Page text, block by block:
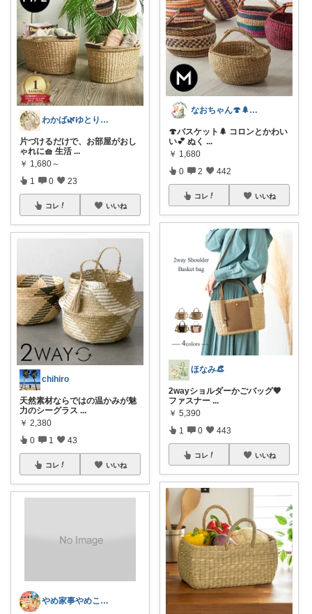
わかば🌿ゆとり美の暮らし🤍
片づけるだけで、お部屋がおし
ゃれに🧺 生活 ...
￥ 1,680～
1 0 23
コレ いいね
chihiro
天然素材ならではの温かみが魅
力のシーグラス ...
￥ 2,380
0 1 43
コレ いいね
やめ家事やめこ♡一軍インテリア
なおちゃん🍄🌲好きなものに囲まれたい
🍄バスケット🌲 コロンとかわい
い💕 ぬく ...
￥ 1,680
0 2 442
コレ いいね
ほなみ👒
2wayショルダーかごバッグ🤎
ファスナー ...
￥ 5,390
1 0 443
コレ いいね